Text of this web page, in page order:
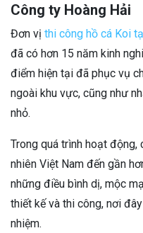
Công ty Hoàng Hải
Đơn vị thi công hồ cá Koi
đã có hơn 15 năm kinh
điểm hiện tại đã phục vụ
ngoài khu vực, cũng như
nhỏ.
Trong quá trình hoạt
nhiên Việt Nam đến gần
những điều bình dị, mộc
thiết kế và thi công, nơi
nhiệm.